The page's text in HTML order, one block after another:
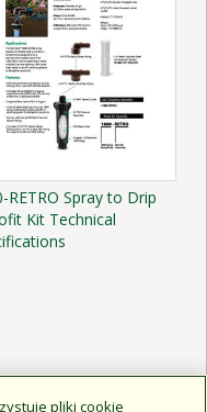
RETRO Spray to Drip
Kit Technical
pliki cookie